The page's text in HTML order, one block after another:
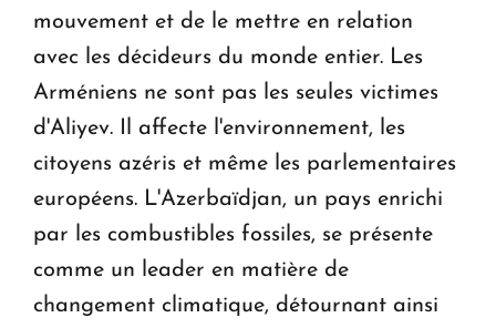
mouvement et de le mettre en relation
avec les décideurs du monde entier. Les
Arméniens ne sont pas les seules victimes
d'Aliyev. Il affecte l'environnement, les
citoyens azéris et même les parlementaires
européens. L'Azerbaïdjan, un pays enrichi
par les combustibles fossiles, se présente
comme un leader en matière de
changement climatique, détournant ainsi